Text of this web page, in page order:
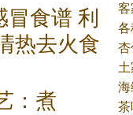
蛋
食谱 利
热去火食
：煮